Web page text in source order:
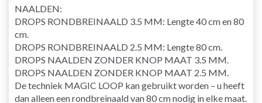
NAALDEN:
DROPS RONDBREINAALD 3.5 MM: Lengte 40 cm en 80
cm.
DROPS RONDBREINAALD 2.5 MM: Lengte 80 cm.
DROPS NAALDEN ZONDER KNOP MAAT 3.5 MM.
DROPS NAALDEN ZONDER KNOP MAAT 2.5 MM.
De techniek MAGIC LOOP kan gebruikt worden – u heeft
dan alleen een rondbreinaald van 80 cm nodig in elke maat.